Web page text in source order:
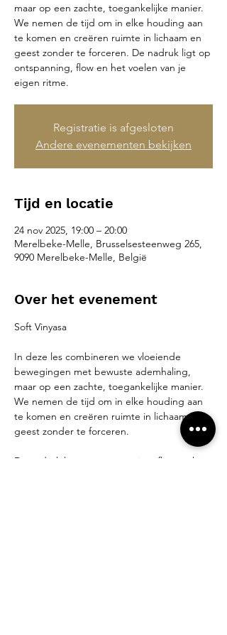
maar op een zachte, toegankelijke manier.
We nemen de tijd om in elke houding aan
te komen en creëren ruimte in lichaam en
geest zonder te forceren. De nadruk ligt op
ontspanning, flow en het voelen van je
eigen ritme.
Registratie is afgesloten
Andere evenementen bekijken
Tijd en locatie
24 nov 2025, 19:00 – 20:00
Merelbeke-Melle, Brusselsesteenweg 265,
9090 Merelbeke-Melle, België
Over het evenement
Soft Vinyasa
In deze les combineren we vloeiende
bewegingen met bewuste ademhaling,
maar op een zachte, toegankelijke manier.
We nemen de tijd om in elke houding aan
te komen en creëren ruimte in lichaam en
geest zonder te forceren.
De nadruk ligt op ontspanning, flow en het